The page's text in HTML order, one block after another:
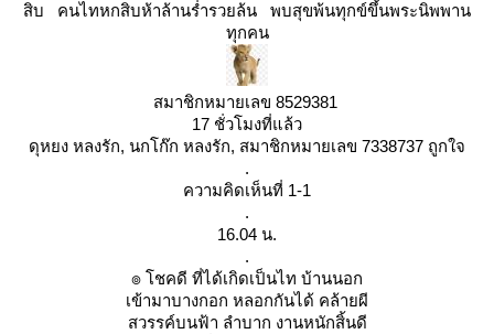
สิบ คนไทหกสิบห้าล้านร่ำรวยล้น พบสุขพ้นทุกข์ขึ้นพระนิพพาน
ทุกคน
สมาชิกหมายเลข 8529381
17 ชั่วโมงที่แล้ว
ดุหยง หลงรัก, นกโก๊ก หลงรัก, สมาชิกหมายเลข 7338737 ถูกใจ
.
ความคิดเห็นที่ 1-1
.
16.04 น.
.
๏ โชคดี ที่ได้เกิดเป็นไท บ้านนอก
เข้ามาบางกอก หลอกกันได้ คล้ายผี
สวรรค์บนฟ้า ลำบาก งานหนักสิ้นดี